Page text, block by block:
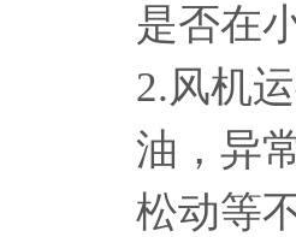
是否在
2.风机
油，异
松动等